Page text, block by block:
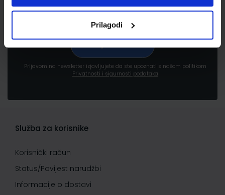
Prilagodi
Prijavom na newsletter izjavljujete da ste upoznati s našom politikom
Privatnosti i sigurnosti podataka
Služba za korisnike
Korisnički račun
Status/Povijest narudžbi
Informacije o dostavi